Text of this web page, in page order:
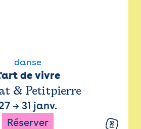
danse
de vivre
& Petitpierre
→ 31 janv.
Réserver